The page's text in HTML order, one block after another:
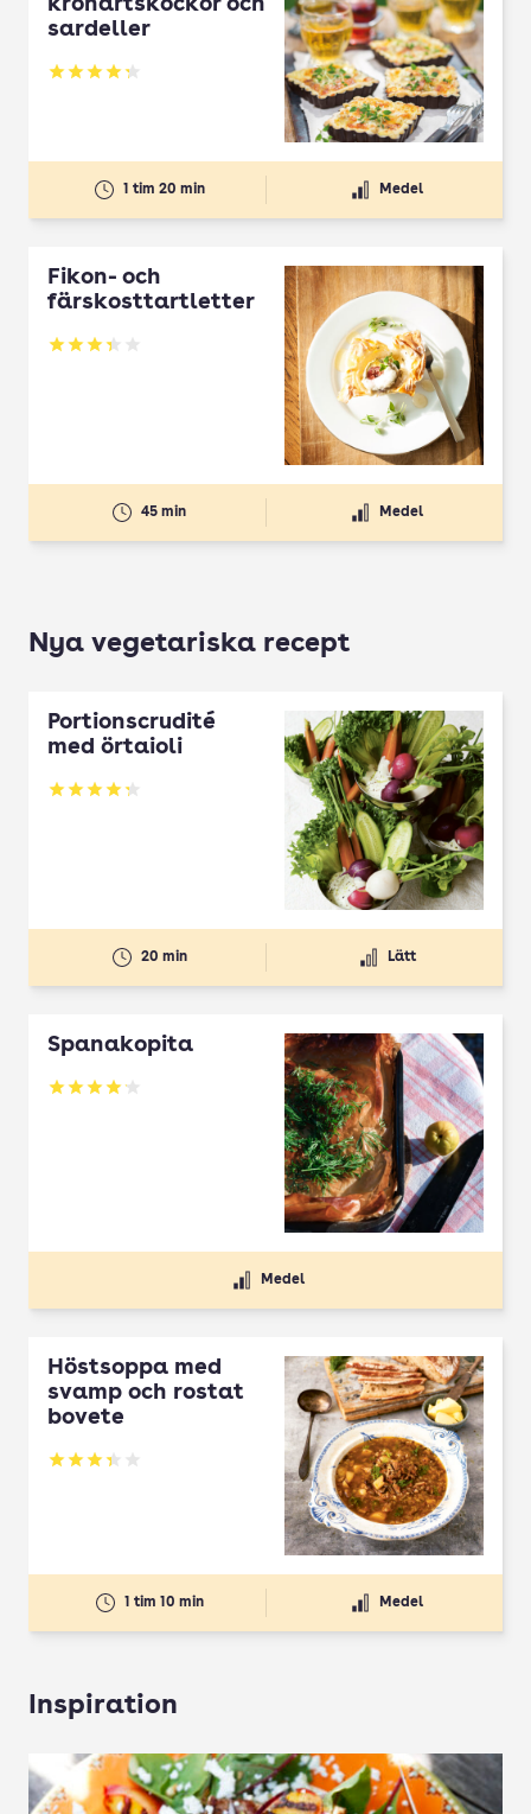
kronärtskockor och
sardeller
Betyg: 4.31 av 5
1 tim 20 min Medel
Fikon- och
färskosttartletter
Betyg: 3.33 av 5
45 min Medel
Nya vegetariska recept
Portionscrudité
med örtaioli
Betyg: 4.27 av 5
20 min Lätt
Spanakopita
Betyg: 4.1 av 5
Medel
Höstsoppa med
svamp och rostat
bovete
Betyg: 3.33 av 5
1 tim 10 min Medel
Inspiration